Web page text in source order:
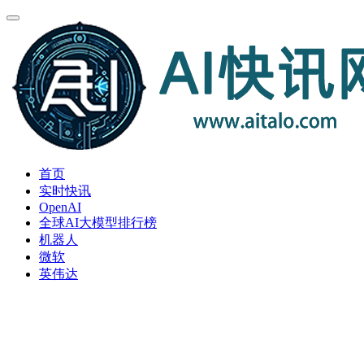
首页
实时快讯
OpenAI
全球AI大模型排行榜
机器人
微软
英伟达